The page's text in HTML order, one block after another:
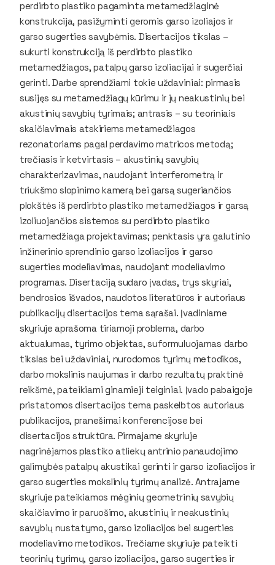
perdirbto plastiko pagaminta metamedžiaginė
konstrukcija, pasižyminti geromis garso izoliajos ir
garso sugerties savybėmis. Disertacijos tikslas –
sukurti konstrukciją iš perdirbto plastiko
metamedžiagos, patalpų garso izoliacijai ir sugerčiai
gerinti. Darbe sprendžiami tokie uždaviniai: pirmasis
susijęs su metamedžiagų kūrimu ir jų neakustinių bei
akustinių savybių tyrimais; antrasis – su teoriniais
skaičiavimais atskiriems metamedžiagos
rezonatoriams pagal perdavimo matricos metodą;
trečiasis ir ketvirtasis – akustinių savybių
charakterizavimas, naudojant interferometrą ir
triukšmo slopinimo kamerą bei garsą sugeriančios
plokštės iš perdirbto plastiko metamedžiagos ir garsą
izoliuojančios sistemos su perdirbto plastiko
metamedžiaga projektavimas; penktasis yra galutinio
inžinerinio sprendinio garso izoliacijos ir garso
sugerties modeliavimas, naudojant modeliavimo
programas. Disertaciją sudaro įvadas, trys skyriai,
bendrosios išvados, naudotos literatūros ir autoriaus
publikacijų disertacijos tema sąrašai. Įvadiniame
skyriuje aprašoma tiriamoji problema, darbo
aktualumas, tyrimo objektas, suformuluojamas darbo
tikslas bei uždaviniai, nurodomos tyrimų metodikos,
darbo mokslinis naujumas ir darbo rezultatų praktinė
reikšmė, pateikiami ginamieji teiginiai. Įvado pabaigoje
pristatomos disertacijos tema paskelbtos autoriaus
publikacijos, pranešimai konferencijose bei
disertacijos struktūra. Pirmajame skyriuje
nagrinėjamos plastiko atliekų antrinio panaudojimo
galimybės patalpų akustikai gerinti ir garso izoliacijos ir
garso sugerties mokslinių tyrimų analizė. Antrajame
skyriuje pateikiamos mėginių geometrinių savybių
skaičiavimo ir paruošimo, akustinių ir neakustinių
savybių nustatymo, garso izoliacijos bei sugerties
modeliavimo metodikos. Trečiame skyriuje pateikti
teorinių tyrimų, garso izoliacijos, garso sugerties ir